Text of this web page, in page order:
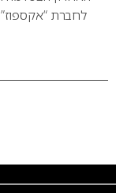
לחברת “אקספוז”.